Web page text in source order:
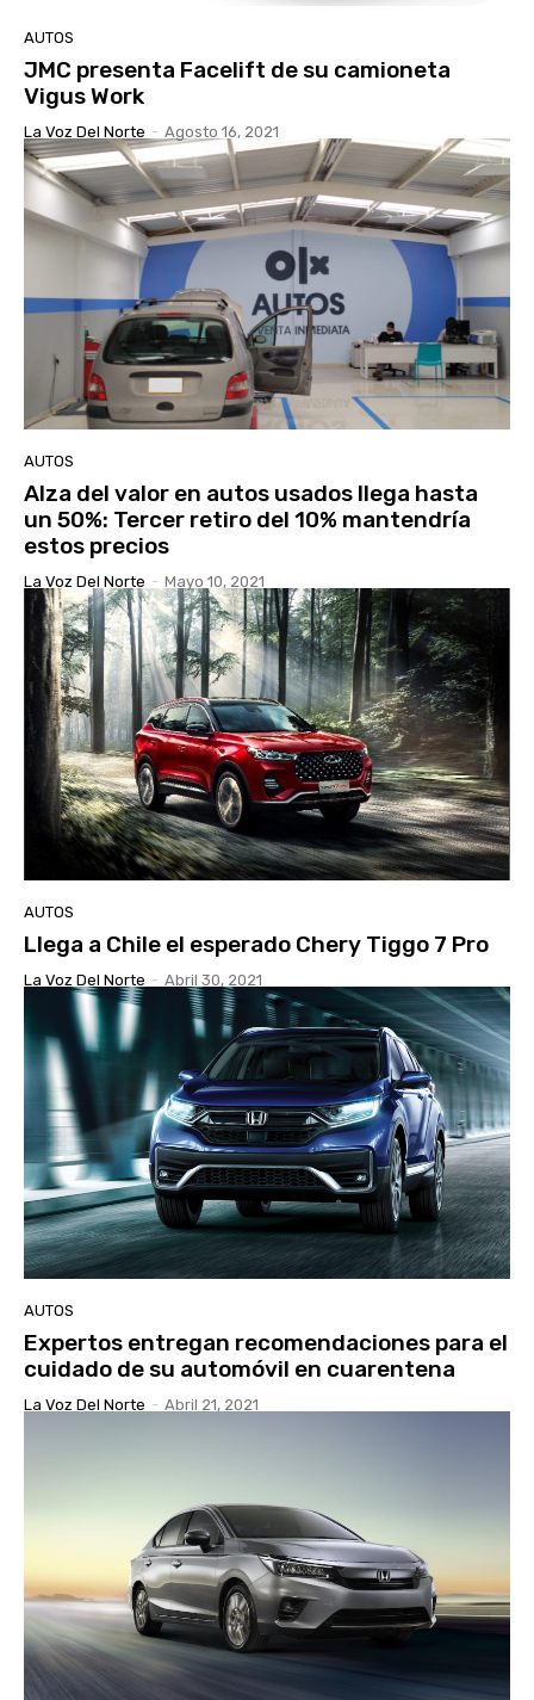
AUTOS
JMC presenta Facelift de su camioneta
Vigus Work
La Voz Del Norte - Agosto 16, 2021
AUTOS
Alza del valor en autos usados llega hasta
un 50%: Tercer retiro del 10% mantendría
estos precios
La Voz Del Norte - Mayo 10, 2021
AUTOS
Llega a Chile el esperado Chery Tiggo 7 Pro
La Voz Del Norte - Abril 30, 2021
AUTOS
Expertos entregan recomendaciones para el
cuidado de su automóvil en cuarentena
La Voz Del Norte - Abril 21, 2021